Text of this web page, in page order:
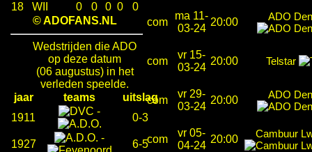
18
WII 0 0 0 0
0
© ADOFANS.NL
Wedstrijden die ADO
op deze datum
(06 augustus) in het
verleden speelde.
jaar
teams
uitslag
1911
-
0-3
1927
-
6-5
com
ma 11-
03-24
20:00 ADO
com
vr 15-
03-24
20:00 Telstar
com
vr 29-
03-24
20:00 ADO
com
vr 05-
04-24
20:00 Cambuur